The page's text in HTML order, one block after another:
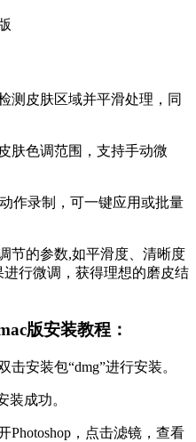
测皮肤区域并平滑处理，同
肤色调范围，支持手动微
作录制，可一键应用或批量
节的参数,如平滑度、清晰度
行微调，获得理想的磨皮结
版安装教程：
安装包“dmg”进行安装。
装成功。
Photoshop，点击滤镜，查看